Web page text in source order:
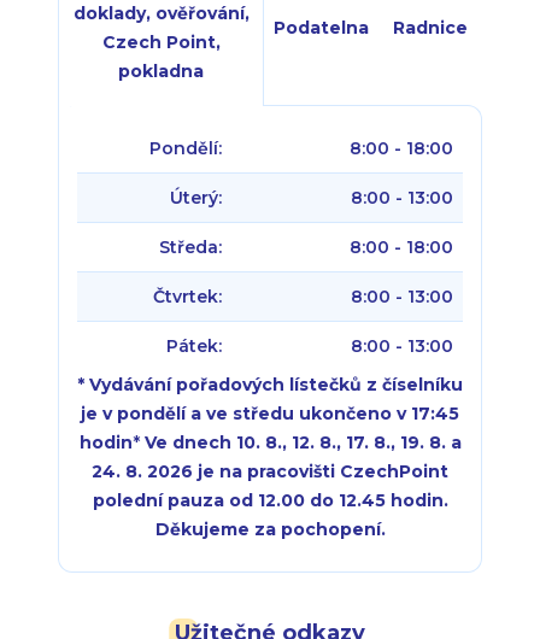
Užitečné odkazy
doklady, ověřování,
Czech Point,
pokladna
Podatelna Radnice
Pondělí: 8:00 - 18:00
Úterý: 8:00 - 13:00
Středa: 8:00 - 18:00
Čtvrtek: 8:00 - 13:00
Pátek:
8:00 - 13:00
* Vydávání pořadových lístečků z číselníku
je v pondělí a ve středu ukončeno v 17:45
hodin* Ve dnech 10. 8., 12. 8., 17. 8., 19. 8. a
24. 8. 2026 je na pracovišti CzechPoint
polední pauza od 12.00 do 12.45 hodin.
Děkujeme za pochopení.